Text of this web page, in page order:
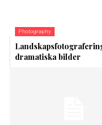
Photography
dramatiska bilder